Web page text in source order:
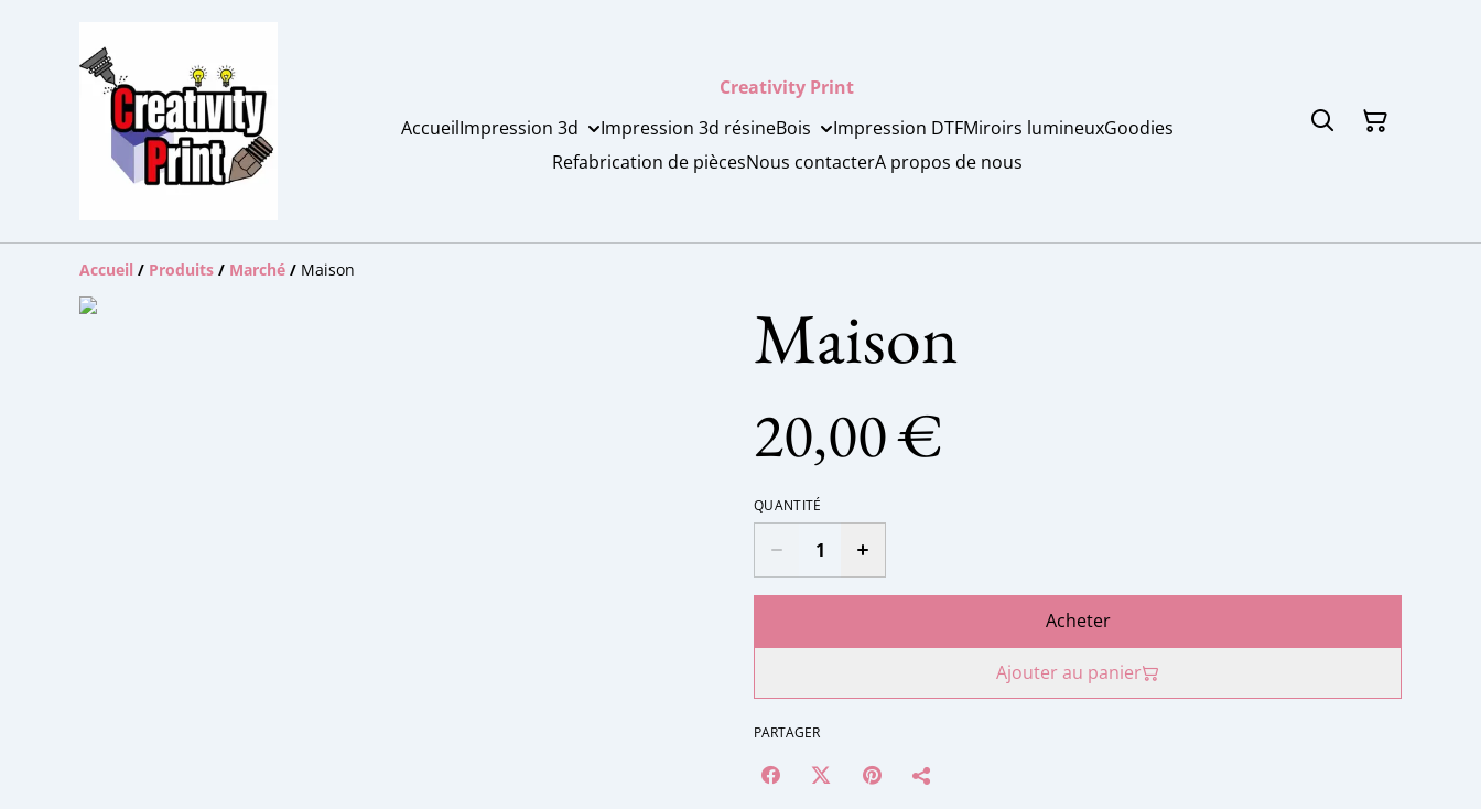
Creativity Print
AccueilImpression 3d Impression 3d résineBois Impression DTFMiroirs lumineuxGoodies
Refabrication de piècesNous contacterA propos de nous
Accueil / Produits / Marché / Maison
Maison
20,00 €
QUANTITÉ
Acheter
Ajouter au panier
PARTAGER